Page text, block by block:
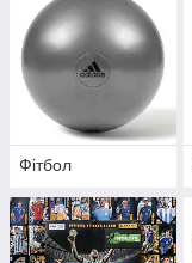
Фітбол